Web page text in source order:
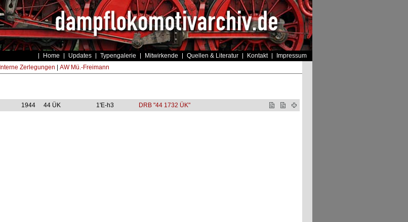
Home Updates Typengalerie Mitwirkende Quellen & Literatur Kontakt Impressum
Interne Zerlegungen AW Mü.-Freimann
1944 44 ÜK 1'E-h3 DRB "44 1732 ÜK"